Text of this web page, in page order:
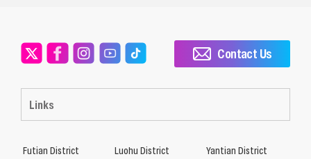
Links
Contact Us
Futian District Luohu District
Yantian District